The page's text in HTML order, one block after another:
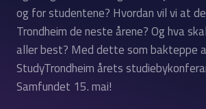
og for studentene? Hvordan vil vi at
Trondheim de neste årene? Og hva
aller best? Med dette som bakteppe
StudyTrondheim årets
Samfundet 15. mai!